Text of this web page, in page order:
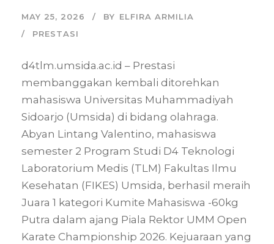
MAY 25, 2026 BY ELFIRA ARMILIA
PRESTASI
d4tlm.umsida.ac.id – Prestasi
membanggakan kembali ditorehkan
mahasiswa Universitas Muhammadiyah
Sidoarjo (Umsida) di bidang olahraga.
Abyan Lintang Valentino, mahasiswa
semester 2 Program Studi D4 Teknologi
Laboratorium Medis (TLM) Fakultas Ilmu
Kesehatan (FIKES) Umsida, berhasil meraih
Juara 1 kategori Kumite Mahasiswa -60kg
Putra dalam ajang Piala Rektor UMM Open
Karate Championship 2026. Kejuaraan yang